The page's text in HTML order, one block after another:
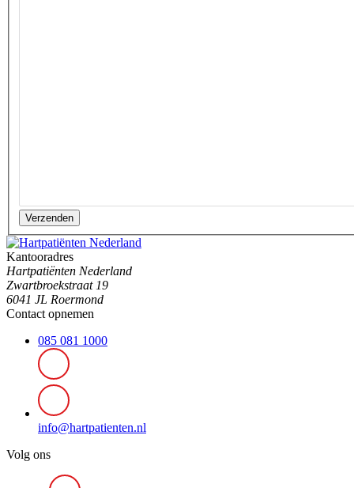
Verzenden
Kantooradres
Hartpatiënten Nederland
Zwartbroekstraat 19
6041 JL Roermond
Contact opnemen
085 081 1000
info@hartpatienten.nl
Volg ons